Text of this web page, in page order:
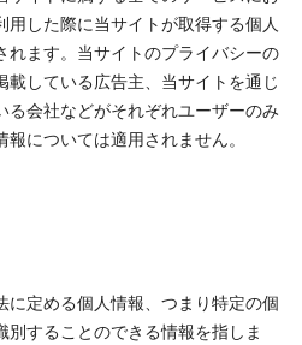
用した際に当サイトが取得する個人
ます。当サイトのプライバシーの
している広告主、当サイトを通じ
会社などがそれぞれユーザーのみ
については適用されません。
定める個人情報、つまり特定の個
することのできる情報を指しま